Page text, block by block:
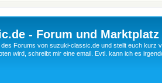
- Forum und Marktplatz
Forums von suzuki-classic.de und stellt euch kurz
wird, schreibt mir eine email. Evtl. kann ich es